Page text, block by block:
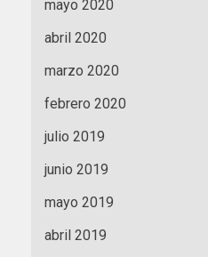
mayo 2020
abril 2020
marzo 2020
febrero 2020
julio 2019
junio 2019
mayo 2019
abril 2019